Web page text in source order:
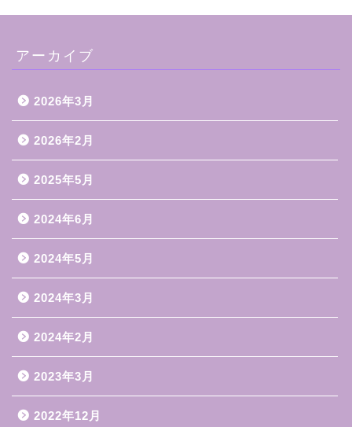
アーカイブ
2026年3月
2026年2月
2025年5月
2024年6月
2024年5月
2024年3月
2024年2月
2023年3月
2022年12月